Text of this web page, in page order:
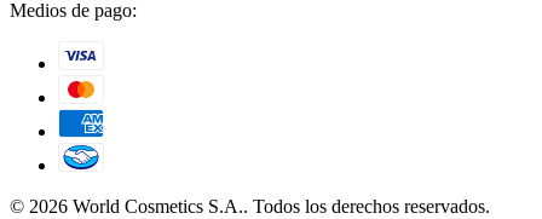
Medios de pago:
© 2026 World Cosmetics S.A.. Todos los derechos reservados.